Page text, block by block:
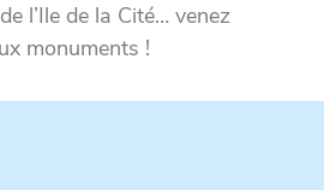
l’Ile de la Cité… venez
monuments !